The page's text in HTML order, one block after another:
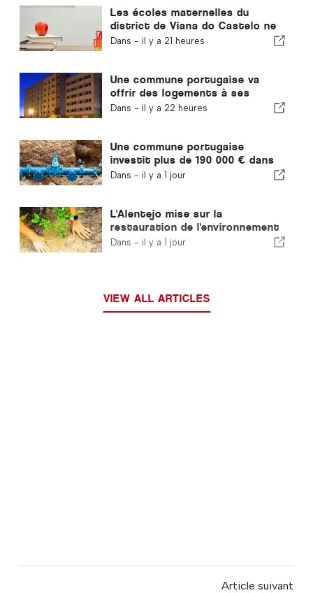
Les écoles maternelles du
district de Viana do Castelo ne
fermeront pas au Portugal
Dans - il y a 21 heures
Une commune portugaise va
offrir des logements à ses
habitants
Dans - il y a 22 heures
Une commune portugaise
investit plus de 190 000 € dans
l'approvisionnement en eau
Dans - il y a 1 jour
L'Alentejo mise sur la
restauration de l'environnement
grâce aux fonds européens
Dans - il y a 1 jour
VIEW ALL ARTICLES
Article suivant